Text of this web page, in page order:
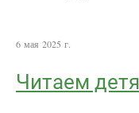
6 мая 2025 г.
Читаем